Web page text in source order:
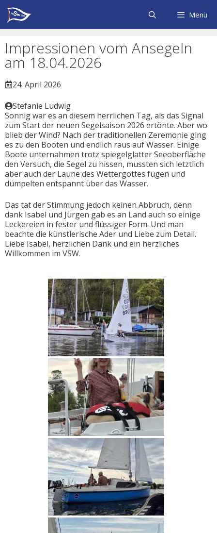
Zum
Inhalt
springen
Menü
Impressionen vom Ansegeln
am 18.04.2026
24. April 2026
Stefanie Ludwig
Sonnig war es an diesem herrlichen Tag, als das Signal
zum Start der neuen Segelsaison 2026 ertönte. Aber wo
blieb der Wind? Nach der traditionellen Zeremonie ging
es zu den Booten und endlich raus auf Wasser. Einige
Boote unternahmen trotz spiegelglatter Seeoberfläche
den Versuch, die Segel zu hissen, mussten sich letztlich
aber auch der Laune des Wettergottes fügen und
dümpelten entspannt über das Wasser.
Das tat der Stimmung jedoch keinen Abbruch, denn
dank Isabel und Jürgen gab es an Land auch so einige
Leckereien in fester und flüssiger Form. Und man
beachte die künstlerische Ader und Liebe zum Detail.
Liebe Isabel, herzlichen Dank und ein herzliches
Willkommen im VSW.